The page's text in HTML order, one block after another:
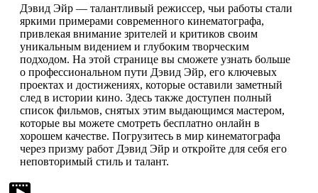
Дэвид Эйр — талантливый режиссер, чьи работы стали
яркими примерами современного кинематографа,
привлекая внимание зрителей и критиков своим
уникальным видением и глубоким творческим
подходом. На этой странице вы сможете узнать больше
о профессиональном пути Дэвид Эйр, его ключевых
проектах и достижениях, которые оставили заметный
след в истории кино. Здесь также доступен полный
список фильмов, снятых этим выдающимся мастером,
которые вы можете смотреть бесплатно онлайн в
хорошем качестве. Погрузитесь в мир кинематографа
через призму работ Дэвид Эйр и откройте для себя его
неповторимый стиль и талант.